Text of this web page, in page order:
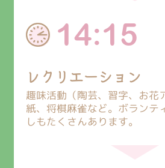
14:15
レクリエーション
趣味活動（陶芸、習字、お花
紙、将棋麻雀など。ボランテ
しもたくさんあります。